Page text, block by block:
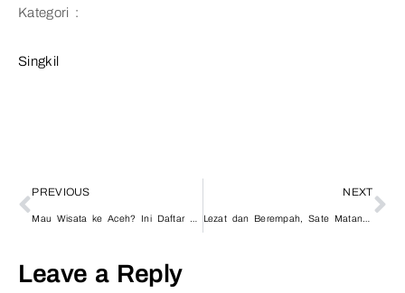
Kategori :
Singkil
PREVIOUS
Mau Wisata ke Aceh? Ini Daftar Kontak Maskapai di Bandara SIM
NEXT
Lezat dan Berempah, Sate Matang Jadi Daya Tarik Kuliner Aceh
Leave a Reply